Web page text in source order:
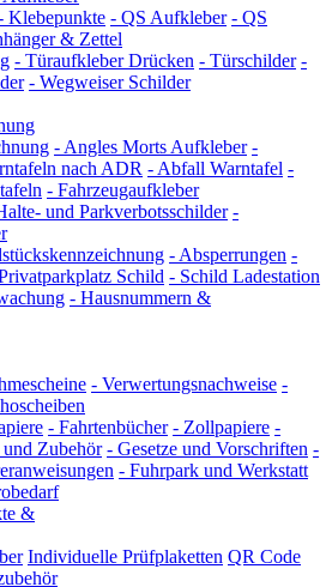
Klebepunkte - QS Aufkleber - QS
& Zettel
- Türaufkleber Drücken - Türschilder -
- Wegweiser Schilder
- Angles Morts Aufkleber -
nach ADR - Abfall Warntafel -
- Fahrzeugaufkleber
und Parkverbotsschilder -
- Absperrungen -
Schild - Schild Ladestation
- Hausnummern &
- Verwertungsnachweise -
- Fahrtenbücher - Zollpapiere -
Zubehör - Gesetze und Vorschriften -
- Fuhrpark und Werkstatt
&
Individuelle Prüfplaketten QR Code